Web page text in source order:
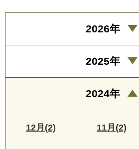
2026年
2025年
2024年
12月(2) 11月(2)